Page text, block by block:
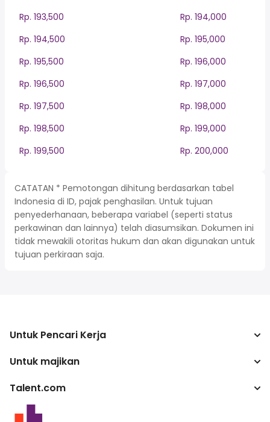
Rp. 193,500
Rp. 194,000
Rp. 194,500
Rp. 195,000
Rp. 195,500
Rp. 196,000
Rp. 196,500
Rp. 197,000
Rp. 197,500
Rp. 198,000
Rp. 198,500
Rp. 199,000
Rp. 199,500
Rp. 200,000
CATATAN * Pemotongan dihitung berdasarkan tabel
Indonesia di ID, pajak penghasilan. Untuk tujuan
penyederhanaan, beberapa variabel (seperti status
perkawinan dan lainnya) telah diasumsikan. Dokumen ini
tidak mewakili otoritas hukum dan akan digunakan untuk
tujuan perkiraan saja.
Untuk Pencari Kerja
Mencari pekerjaan
Untuk majikan
Perusahaan
Talent.com
Lebih banyak negara